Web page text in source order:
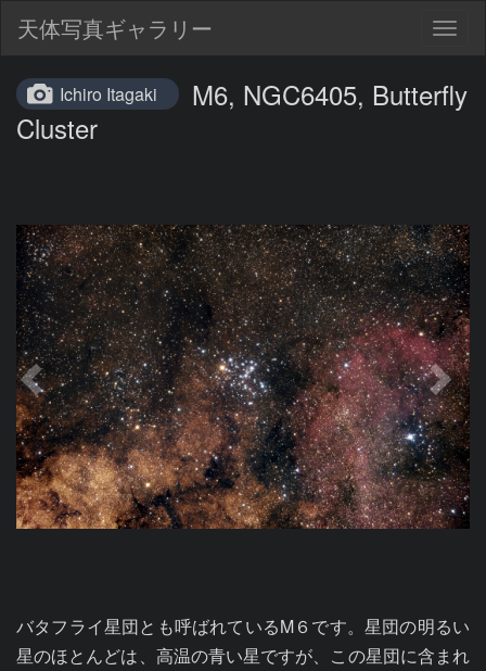
天体写真ギャラリー
Ichiro Itagaki
M6, NGC6405, Butterfly
Cluster
バタフライ星団とも呼ばれているM６です。星団の明るい
星のほとんどは、高温の青い星ですが、この星団に含まれ